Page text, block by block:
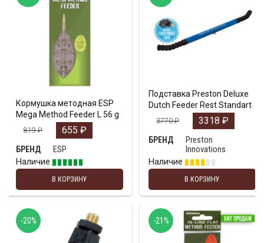
Кормушка методная ESP
Mega Method Feeder L 56 g
819₽ 655 ₽
БРЕНД
ESP
Наличие
В КОРЗИНУ
Подставка Preston Deluxe
Dutch Feeder Rest Standart
3770₽ 3318 ₽
БРЕНД
Preston
Innovations
Наличие
В КОРЗИНУ
-20% -21%